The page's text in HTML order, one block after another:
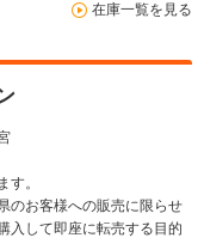
在庫一覧を見る
す。
のお客様への販売に限らせ
入して即座に転売する目的